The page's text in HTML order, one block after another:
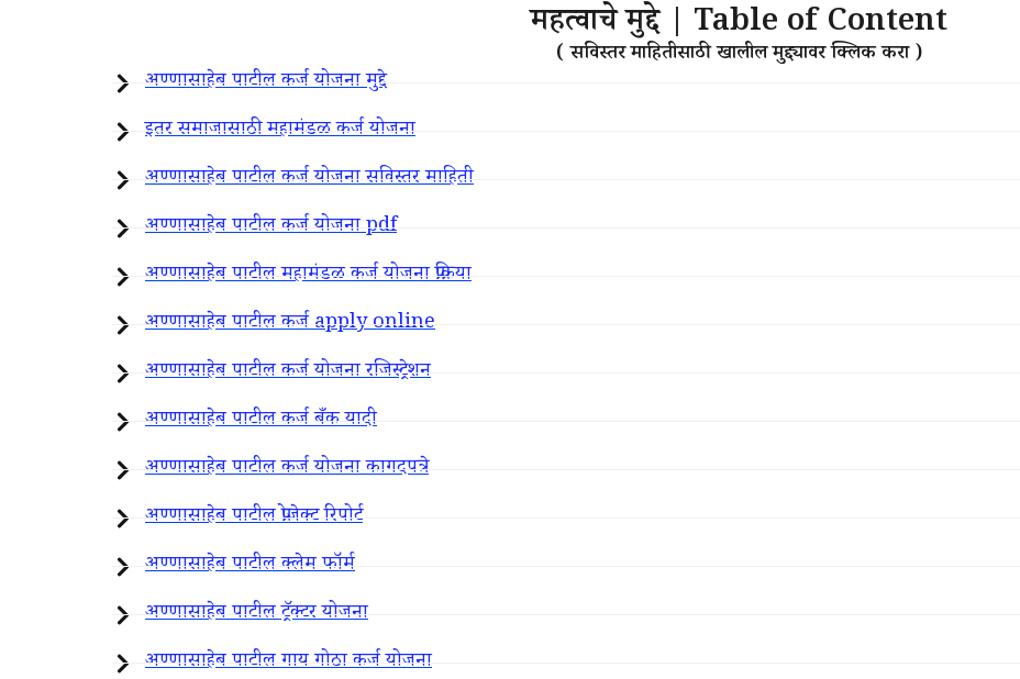
महत्वाचे मुद्दे | Table of Content
( सविस्तर माहितीसाठी खालील मुद्द्यावर क्लिक करा )
अण्णासाहेब पाटील कर्ज योजना मुद्दे
इतर समाजासाठी महामंडळ कर्ज योजना
अण्णासाहेब पाटील कर्ज योजना सविस्तर माहिती
अण्णासाहेब पाटील कर्ज योजना pdf
अण्णासाहेब पाटील महामंडळ कर्ज योजना प्रक्रिया
अण्णासाहेब पाटील कर्ज apply online
अण्णासाहेब पाटील कर्ज योजना रजिस्ट्रेशन
अण्णासाहेब पाटील कर्ज बँक यादी
अण्णासाहेब पाटील कर्ज योजना कागदपत्रे
अण्णासाहेब पाटील प्रोजेक्ट रिपोर्ट
अण्णासाहेब पाटील क्लेम फॉर्म
अण्णासाहेब पाटील ट्रॅक्टर योजना
अण्णासाहेब पाटील गाय गोठा कर्ज योजना